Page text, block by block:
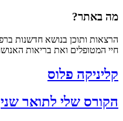
ותוכן בנושא חדשנות ברפואה
ואת בריאות האנושות
פלוס
שלי לתואר שני